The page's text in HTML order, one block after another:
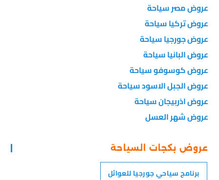
عروض مصر سياحة
عروض تركيا سياحة
عروض جورجيا سياحة
عروض البانيا سياحة
عروض كوسوفو سياحة
عروض الجبل الاسود سياحة
عروض اذربيجان سياحة
عروض شهر العسل
عروض بكجات السياحة
برنامج سياحي جورجيا للعوائل